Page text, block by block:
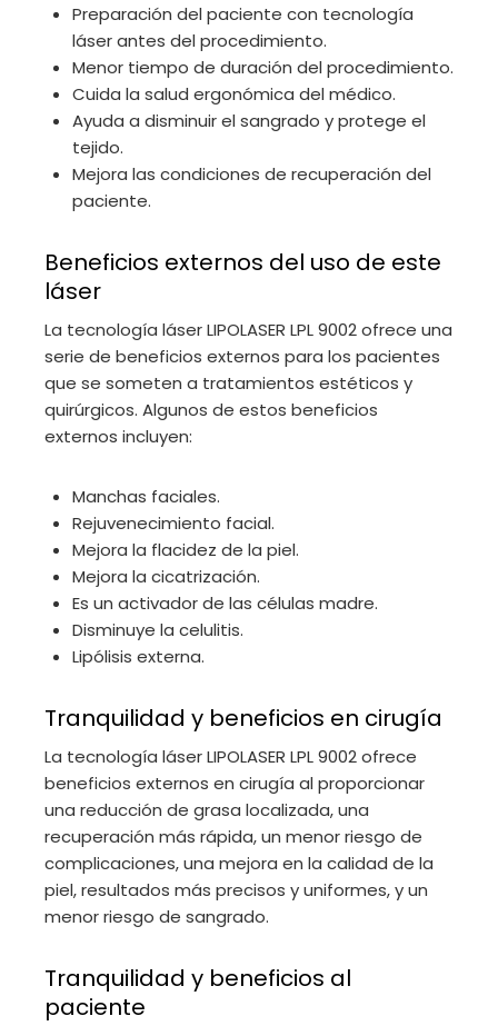
Preparación del paciente con tecnología
láser antes del procedimiento.
Menor tiempo de duración del procedimiento.
Cuida la salud ergonómica del médico.
Ayuda a disminuir el sangrado y protege el
tejido.
Mejora las condiciones de recuperación del
paciente.
Beneficios externos del uso de este
láser
La tecnología láser LIPOLASER LPL 9002 ofrece una
serie de beneficios externos para los pacientes
que se someten a tratamientos estéticos y
quirúrgicos. Algunos de estos beneficios
externos incluyen:
Manchas faciales.
Rejuvenecimiento facial.
Mejora la flacidez de la piel.
Mejora la cicatrización.
Es un activador de las células madre.
Disminuye la celulitis.
Lipólisis externa.
Tranquilidad y beneficios en cirugía
La tecnología láser LIPOLASER LPL 9002 ofrece
beneficios externos en cirugía al proporcionar
una reducción de grasa localizada, una
recuperación más rápida, un menor riesgo de
complicaciones, una mejora en la calidad de la
piel, resultados más precisos y uniformes, y un
menor riesgo de sangrado.
Tranquilidad y beneficios al
paciente